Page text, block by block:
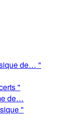
de… "
"
de…
"